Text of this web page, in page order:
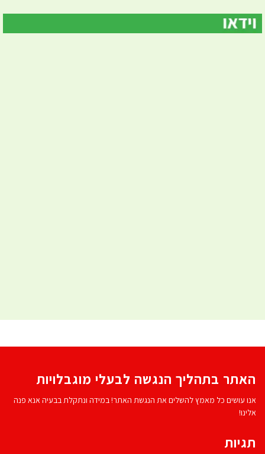
האתר בתהליך הנגשה לבעלי מוגבלויות
אנו עושים כל מאמץ להשלים את הנגשת האתר! במידה ונתקלת בבעיה אנא פנה
אלינו!
תגיות